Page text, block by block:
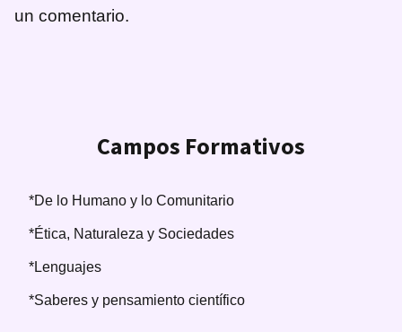
un comentario.
Campos Formativos
*De lo Humano y lo Comunitario
*Ética, Naturaleza y Sociedades
*Lenguajes
*Saberes y pensamiento científico